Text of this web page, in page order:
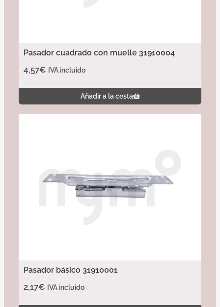
Pasador cuadrado con muelle 31910004
4,57€ IVA incluido
Añadir a la cesta
Pasador básico 31910001
2,17€ IVA incluido